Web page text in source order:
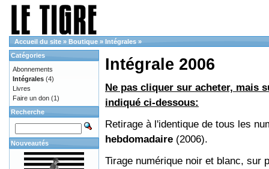
Accueil du site » Boutique » Intégrales »
Intégrale 2006
Ne pas cliquer sur acheter, mais
indiqué ci-dessous:
Retirage à l'identique de tous les
hebdomadaire (2006).
Tirage numérique noir et blanc, sur
Catégories
Abonnements
Intégrales (4)
Livres
Faire un don (1)
Recherche
Nouveautés